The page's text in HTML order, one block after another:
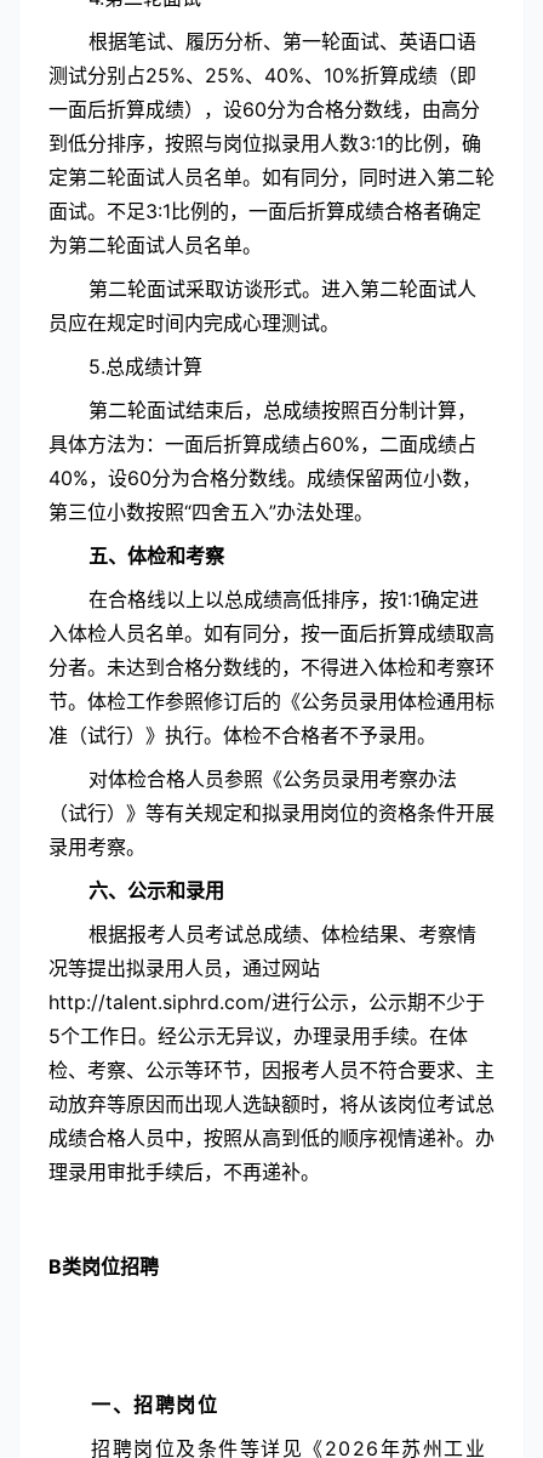
根据笔试、履历分析、第一轮面试、英语口语
测试分别占25%、25%、40%、10%折算成绩（即
一面后折算成绩），设60分为合格分数线，由高分
到低分排序，按照与岗位拟录用人数3:1的比例，确
定第二轮面试人员名单。如有同分，同时进入第二轮
面试。不足3:1比例的，一面后折算成绩合格者确定
为第二轮面试人员名单。
第二轮面试采取访谈形式。进入第二轮面试人
员应在规定时间内完成心理测试。
5.总成绩计算
第二轮面试结束后，总成绩按照百分制计算，
具体方法为：一面后折算成绩占60%，二面成绩占
40%，设60分为合格分数线。成绩保留两位小数，
第三位小数按照“四舍五入”办法处理。
五、体检和考察
在合格线以上以总成绩高低排序，按1:1确定进
入体检人员名单。如有同分，按一面后折算成绩取高
分者。未达到合格分数线的，不得进入体检和考察环
节。体检工作参照修订后的《公务员录用体检通用标
准（试行）》执行。体检不合格者不予录用。
对体检合格人员参照《公务员录用考察办法
（试行）》等有关规定和拟录用岗位的资格条件开展
录用考察。
六、公示和录用
根据报考人员考试总成绩、体检结果、考察情
况等提出拟录用人员，通过网站
http://talent.siphrd.com/进行公示，公示期不少于
5个工作日。经公示无异议，办理录用手续。在体
检、考察、公示等环节，因报考人员不符合要求、主
动放弃等原因而出现人选缺额时，将从该岗位考试总
成绩合格人员中，按照从高到低的顺序视情递补。办
理录用审批手续后，不再递补。
B类岗位招聘
一、招聘岗位
招聘岗位及条件等详见《2026年苏州工业